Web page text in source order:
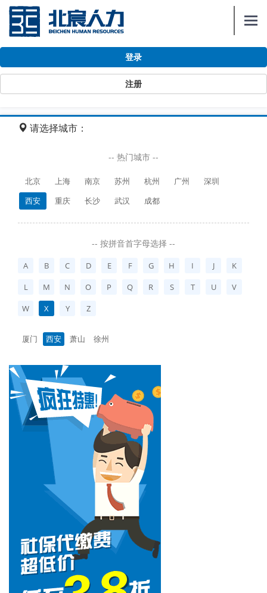
登录
注册
首页 社保代缴 西安工资计算器
请选择城市：
-- 热门城市 --
北京 上海 南京 苏州 杭州 广州
深圳
西安
重庆 长沙 武汉 成都
-- 按拼音首字母选择 --
A B C D E F G H I J
K
L
M N O P Q R S T U
V
W
X Y Z
厦门 西安 萧山 徐州